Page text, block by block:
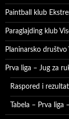
Paintball klub
Paraglajding klub
Planinarsko društvo
Prva liga – Jug za
Raspored i
Tabela – Prva